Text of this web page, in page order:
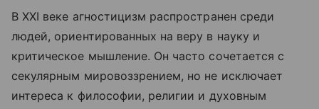
В XXI веке агностицизм распространен среди
людей, ориентированных на веру в науку и
критическое мышление. Он часто сочетается с
секулярным мировоззрением, но не исключает
интереса к философии, религии и духовным